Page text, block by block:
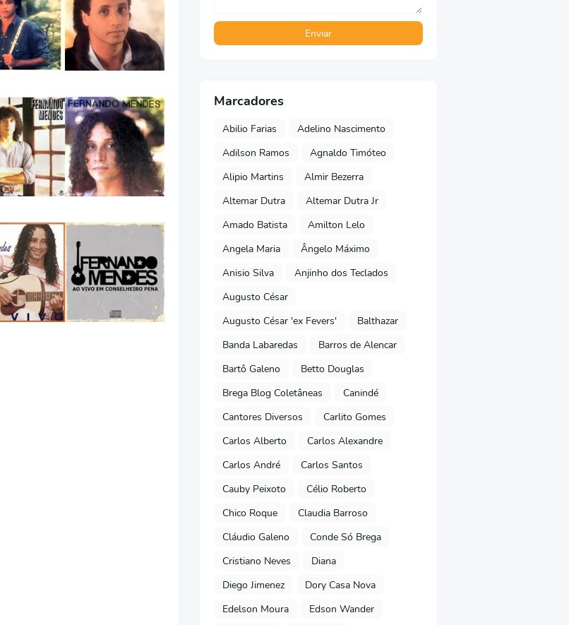
Marcadores
Abilio Farias
Adelino Nascimento
Adilson Ramos
Agnaldo Timóteo
Alipio Martins
Almir Bezerra
Altemar Dutra
Altemar Dutra Jr
Amado Batista
Amilton Lelo
Angela Maria
Ângelo Máximo
Anisio Silva
Anjinho dos Teclados
Augusto César
Augusto César 'ex Fevers'
Balthazar
Banda Labaredas
Barros de Alencar
Bartô Galeno
Betto Douglas
Brega Blog Coletâneas
Canindé
Cantores Diversos
Carlito Gomes
Carlos Alberto
Carlos Alexandre
Carlos André
Carlos Santos
Cauby Peixoto
Célio Roberto
Chico Roque
Claudia Barroso
Cláudio Galeno
Conde Só Brega
Cristiano Neves
Diana
Diego Jimenez
Dory Casa Nova
Edelson Moura
Edson Wander